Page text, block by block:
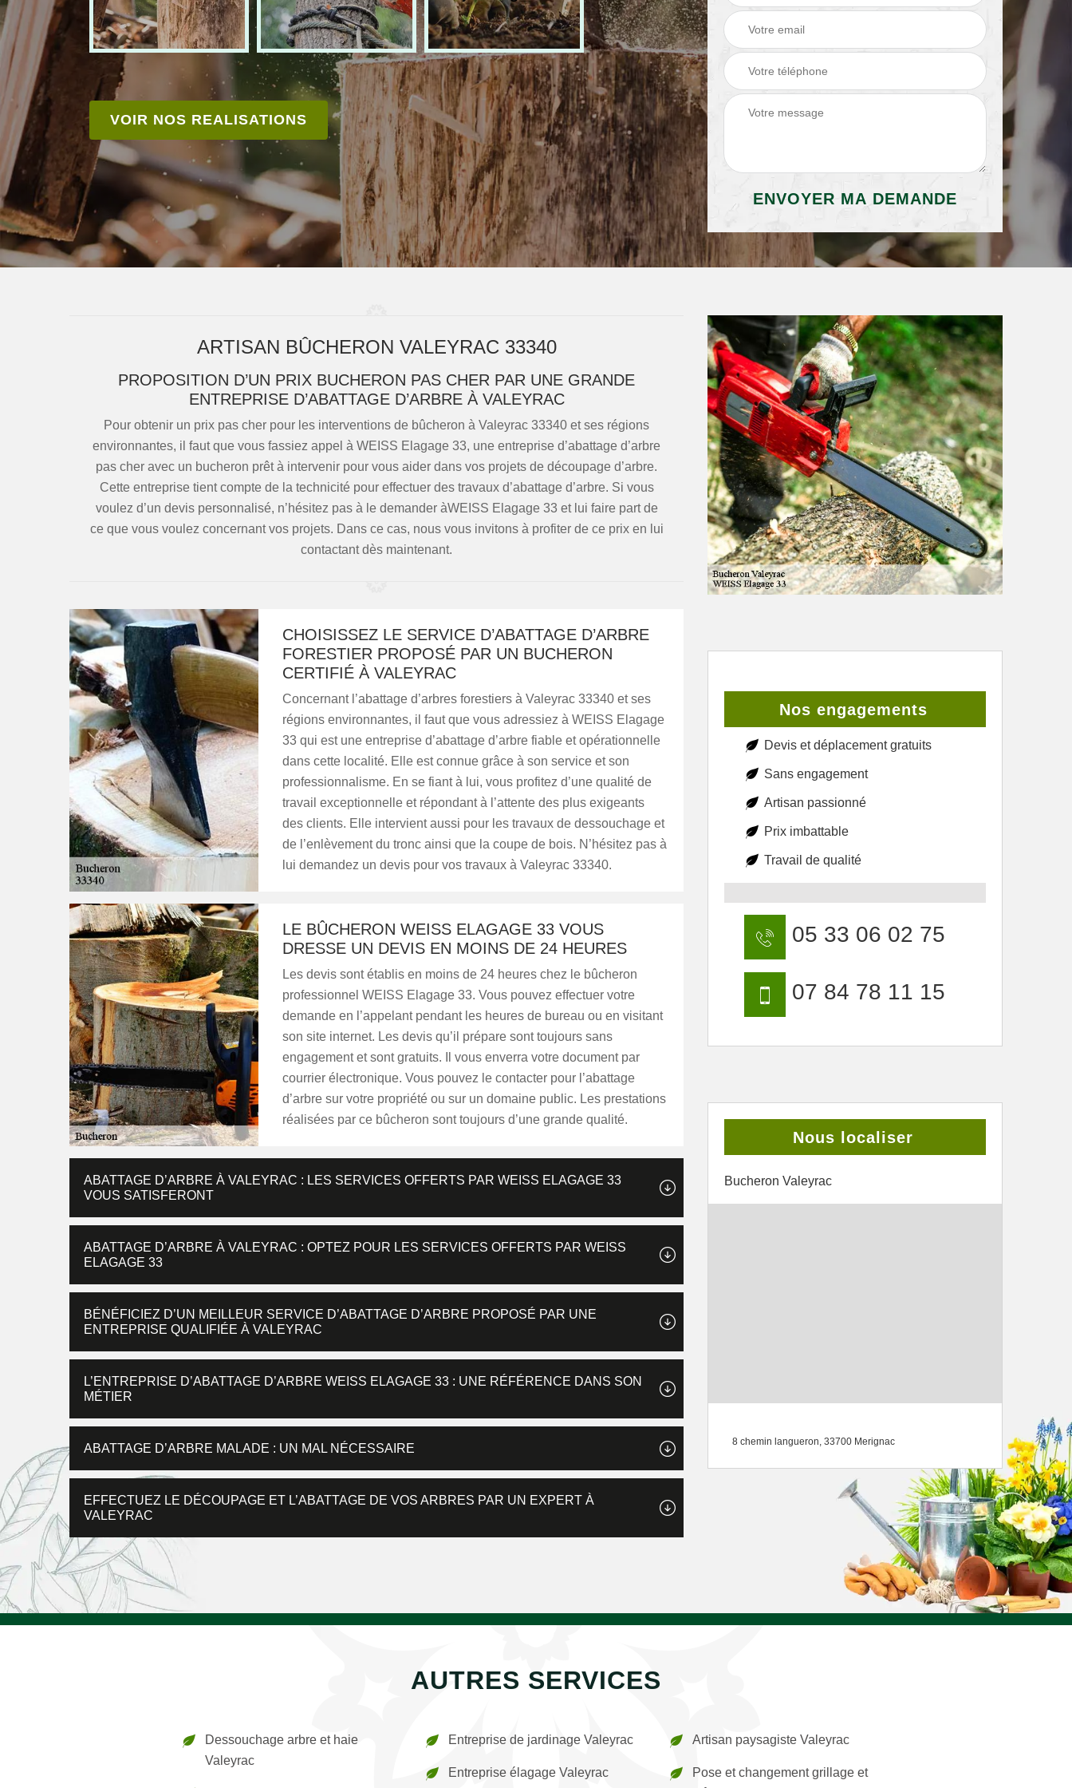
VOIR NOS REALISATIONS
ARTISAN BÛCHERON VALEYRAC 33340
PROPOSITION D’UN PRIX BUCHERON PAS CHER PAR UNE GRANDE
ENTREPRISE D’ABATTAGE D’ARBRE À VALEYRAC
Pour obtenir un prix pas cher pour les interventions de bûcheron à Valeyrac 33340 et ses régions
environnantes, il faut que vous fassiez appel à WEISS Elagage 33, une entreprise d’abattage d’arbre
pas cher avec un bucheron prêt à intervenir pour vous aider dans vos projets de découpage d’arbre.
Cette entreprise tient compte de la technicité pour effectuer des travaux d’abattage d’arbre. Si vous
voulez d’un devis personnalisé, n’hésitez pas à le demander àWEISS Elagage 33 et lui faire part de
ce que vous voulez concernant vos projets. Dans ce cas, nous vous invitons à profiter de ce prix en lui
contactant dès maintenant.
CHOISISSEZ LE SERVICE D’ABATTAGE D’ARBRE
FORESTIER PROPOSÉ PAR UN BUCHERON
CERTIFIÉ À VALEYRAC
Concernant l’abattage d’arbres forestiers à Valeyrac 33340 et ses
régions environnantes, il faut que vous adressiez à WEISS Elagage
33 qui est une entreprise d’abattage d’arbre fiable et opérationnelle
dans cette localité. Elle est connue grâce à son service et son
professionnalisme. En se fiant à lui, vous profitez d’une qualité de
travail exceptionnelle et répondant à l’attente des plus exigeants
des clients. Elle intervient aussi pour les travaux de dessouchage et
de l’enlèvement du tronc ainsi que la coupe de bois. N’hésitez pas à
lui demandez un devis pour vos travaux à Valeyrac 33340.
LE BÛCHERON WEISS ELAGAGE 33 VOUS
DRESSE UN DEVIS EN MOINS DE 24 HEURES
Les devis sont établis en moins de 24 heures chez le bûcheron
professionnel WEISS Elagage 33. Vous pouvez effectuer votre
demande en l’appelant pendant les heures de bureau ou en visitant
son site internet. Les devis qu’il prépare sont toujours sans
engagement et sont gratuits. Il vous enverra votre document par
courrier électronique. Vous pouvez le contacter pour l’abattage
d’arbre sur votre propriété ou sur un domaine public. Les prestations
réalisées par ce bûcheron sont toujours d’une grande qualité.
ABATTAGE D’ARBRE À VALEYRAC : LES SERVICES OFFERTS PAR WEISS ELAGAGE 33
VOUS SATISFERONT
ABATTAGE D’ARBRE À VALEYRAC : OPTEZ POUR LES SERVICES OFFERTS PAR WEISS
ELAGAGE 33
BÉNÉFICIEZ D’UN MEILLEUR SERVICE D’ABATTAGE D’ARBRE PROPOSÉ PAR UNE
ENTREPRISE QUALIFIÉE À VALEYRAC
L’ENTREPRISE D’ABATTAGE D’ARBRE WEISS ELAGAGE 33 : UNE RÉFÉRENCE DANS SON
MÉTIER
ABATTAGE D’ARBRE MALADE : UN MAL NÉCESSAIRE
EFFECTUEZ LE DÉCOUPAGE ET L’ABATTAGE DE VOS ARBRES PAR UN EXPERT À
VALEYRAC
Nos engagements
Devis et déplacement gratuits
Sans engagement
Artisan passionné
Prix imbattable
Travail de qualité
05 33 06 02 75
07 84 78 11 15
Nous localiser
Bucheron Valeyrac
8 chemin langueron, 33700 Merignac
AUTRES SERVICES
Dessouchage arbre et haie
Valeyrac
Entreprise de jardinage Valeyrac
Entreprise élagage Valeyrac
Artisan paysagiste Valeyrac
Pose et changement grillage et